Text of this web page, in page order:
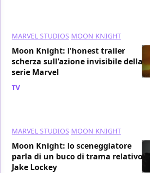
MARVEL STUDIOS MOON KNIGHT
Moon Knight: l'honest trailer
scherza sull'azione invisibile della
serie Marvel
TV
MARVEL STUDIOS MOON KNIGHT
Moon Knight: lo sceneggiatore
parla di un buco di trama relativo a
Jake Lockey